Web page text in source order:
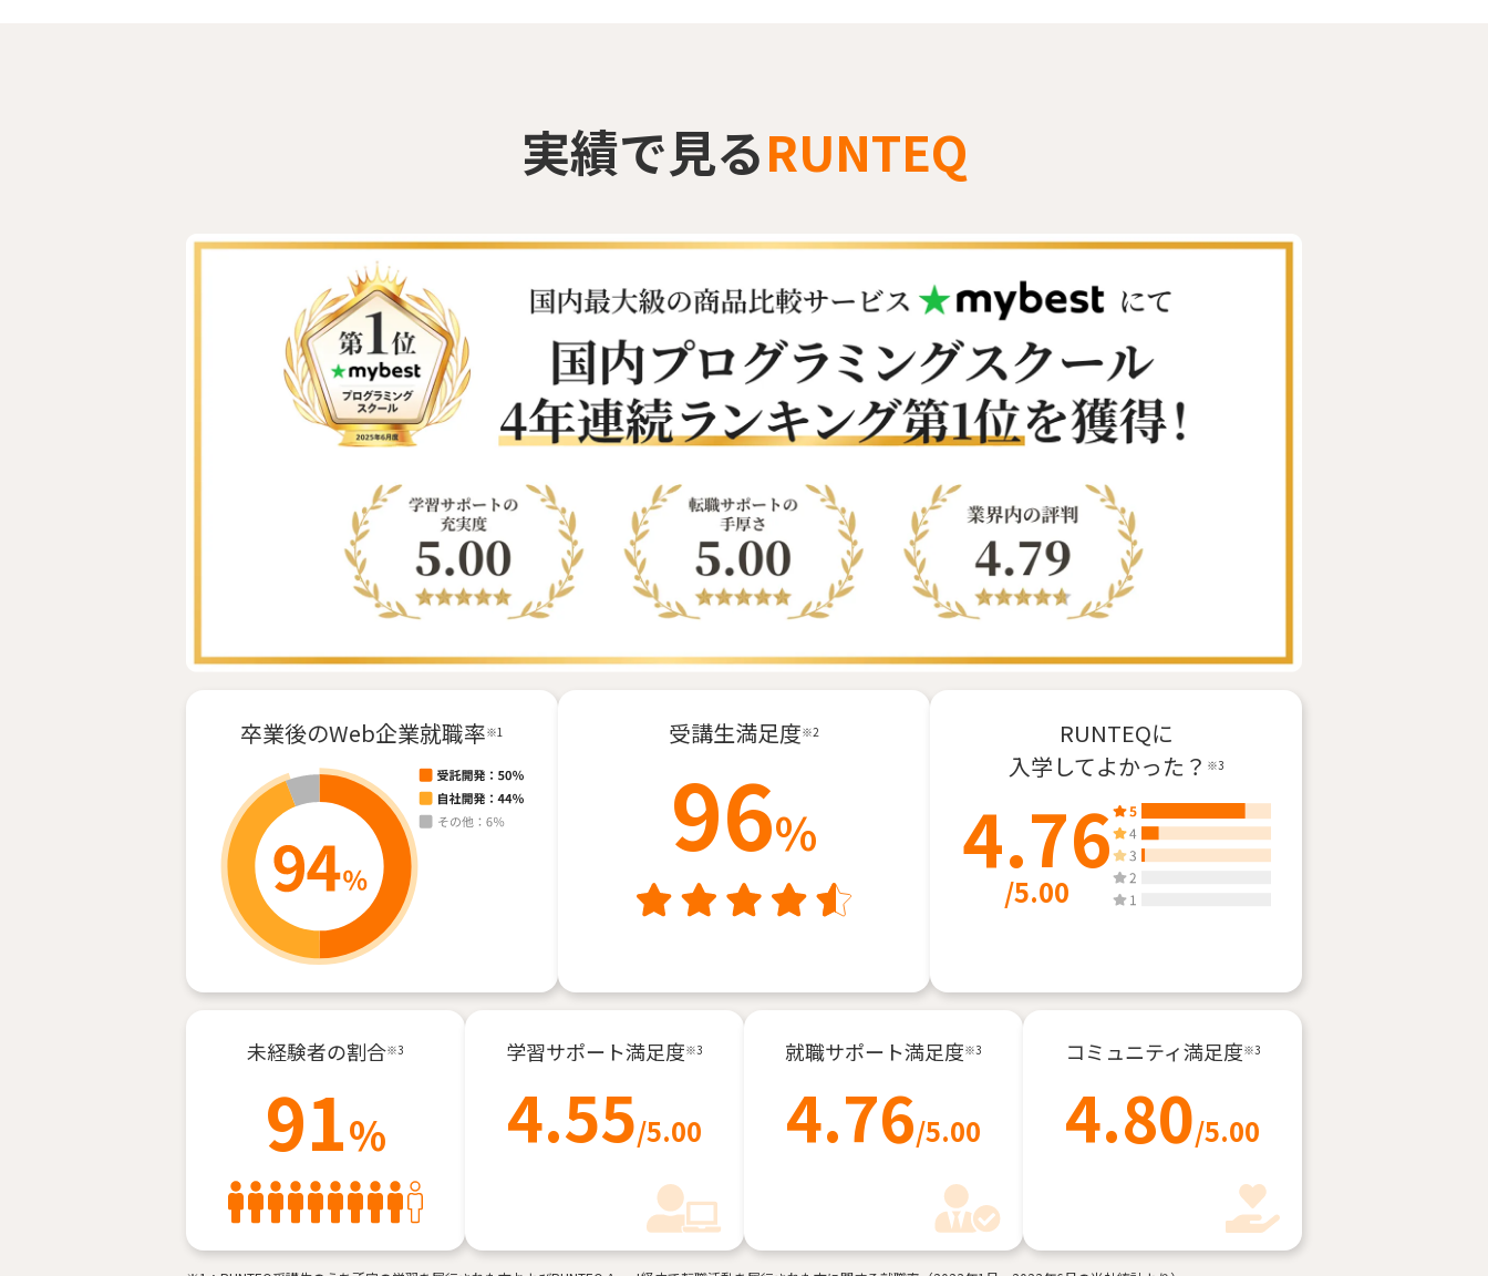
実績で見るRUNTEQ
卒業後のWeb企業就職率※1 受講生満足度※2
96%
RUNTEQに
入学してよかった？ ※3
4.76
/5.00
未経験者の割合※3
91%
学習サポート満足度※3
4.55/5.00
就職サポート満足度※3
4.76/5.00
コミュニティ満足度※3
4.80/5.00